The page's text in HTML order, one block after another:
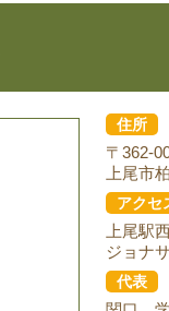
住所
〒362-
上尾市
アクセ
上尾駅
ジョナ
代表